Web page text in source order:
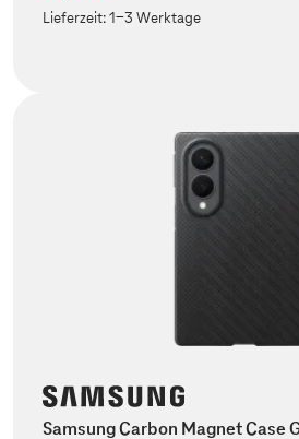
Lieferzeit:1-3 Werktage
Samsung Carbon Magnet Case